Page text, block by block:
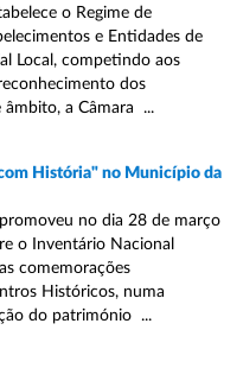
o Regime de
e Entidades de
Local, competindo aos
dos
a Câmara ...
História" no Município da
no dia 28 de março
o Inventário Nacional
comemorações
Históricos, numa
do património ...